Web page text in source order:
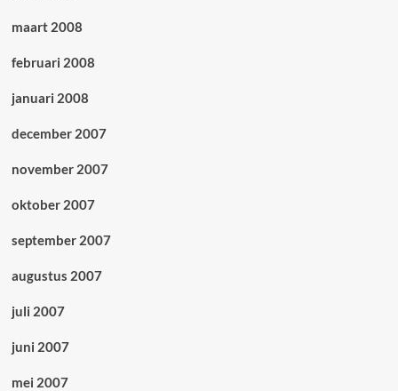
maart 2008
februari 2008
januari 2008
december 2007
november 2007
oktober 2007
september 2007
augustus 2007
juli 2007
juni 2007
mei 2007